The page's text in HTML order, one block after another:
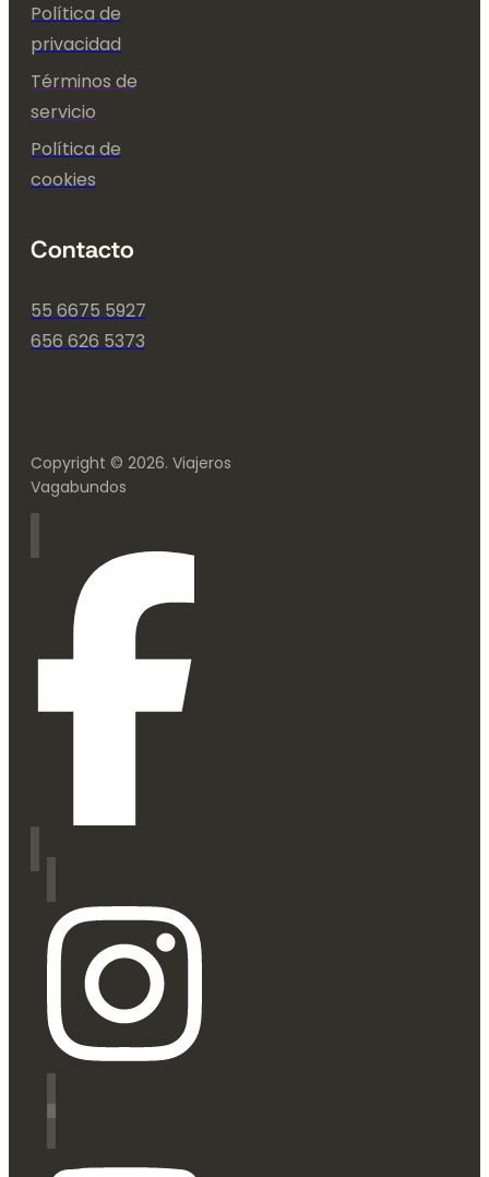
Política de
privacidad
Términos de
servicio
Política de
cookies
Contacto
55 6675 5927
656 626 5373
Copyright © 2026. Viajeros
Vagabundos